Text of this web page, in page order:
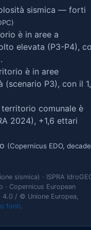
sismica — forti
è in aree a
elevata (P3-P4),
è in aree
P3), con il
territorio comunale è
2024), +1,6 ettari
(Copernicus EDO,
sismica) · ISPRA
· Copernicus European
/ © Unione Europea,
fonti.